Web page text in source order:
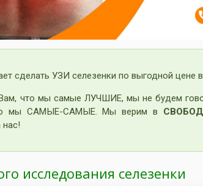
сделать УЗИ селезенки по выгодной цене
что мы самые ЛУЧШИЕ, мы не будем
мы САМЫЕ-САМЫЕ. Мы верим в
нас!
исследования селезенки